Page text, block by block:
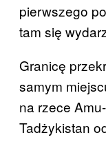
pierwszego
tam się
Granicę
samym
na rzece
Tadżykistan